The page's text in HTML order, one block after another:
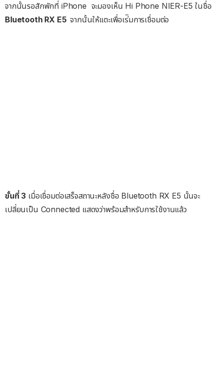
จากนั้นรอสักพักที่ iPhone จะมองเห็น Hi Phone NIER-E5 ในชื่อ
Bluetooth RX E5จากนั้นให้แตะเพื่อเร่ิมการเชื่อมต่อ
ขั้นที่ 3 เมื่อเชื่อมต่อเสร็จสถานะหลังชื่อ Bluetooth RX E5 นั้นจะ
เปลี่ยนเป็น Connected แสดงว่าพร้อมสำหรับการใช้งานแล้ว